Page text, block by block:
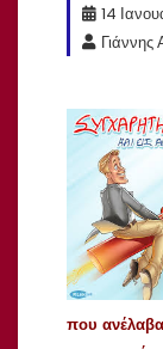
14
Γιάννης
που